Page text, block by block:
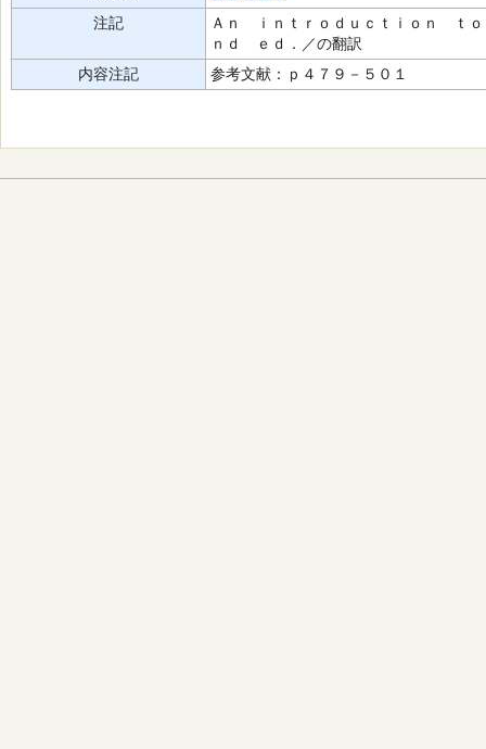
注記
Ａｎ ｉｎｔｒｏｄｕｃｔｉｏｎ ｔ
ｎｄ ｅｄ．／の翻訳
内容注記
参考文献：ｐ４７９－５０１